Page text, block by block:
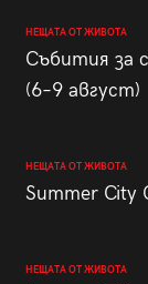
НЕЩАТА ОТ ЖИВОТА
Събития за
(6–9 август)
НЕЩАТА ОТ ЖИВОТА
Summer City
НЕЩАТА ОТ ЖИВОТА